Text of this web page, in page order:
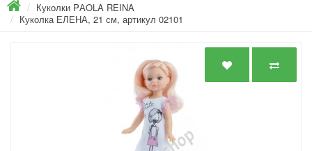
Куколки PАOLA REINA
Куколка ЕЛЕНА, 21 см, артикул 02101